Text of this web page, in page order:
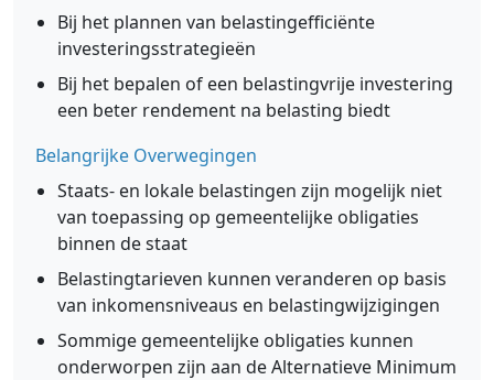
Bij het plannen van belastingefficiënte
investeringsstrategieën
Bij het bepalen of een belastingvrije investering
een beter rendement na belasting biedt
Belangrijke Overwegingen
Staats- en lokale belastingen zijn mogelijk niet
van toepassing op gemeentelijke obligaties
binnen de staat
Belastingtarieven kunnen veranderen op basis
van inkomensniveaus en belastingwijzigingen
Sommige gemeentelijke obligaties kunnen
onderworpen zijn aan de Alternatieve Minimum